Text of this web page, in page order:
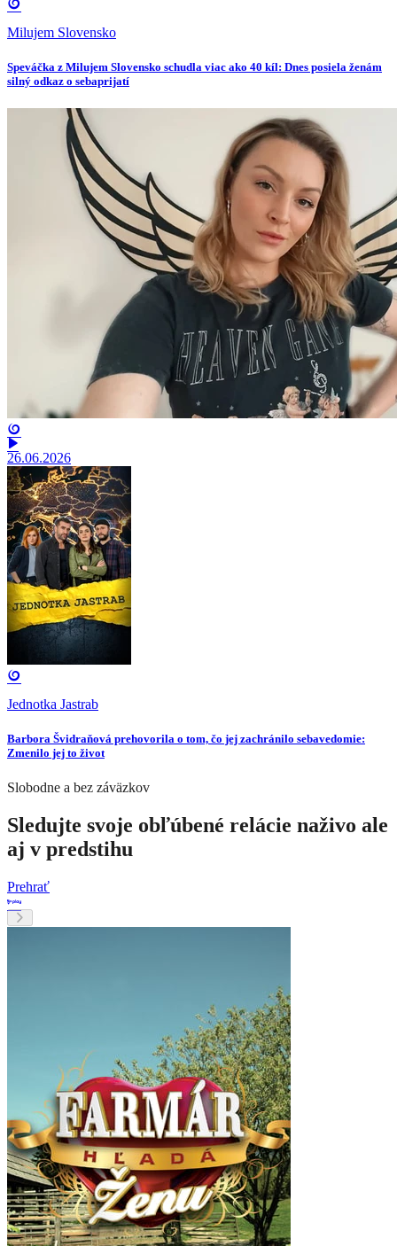
Milujem Slovensko
Speváčka z Milujem Slovensko schudla viac ako 40 kíl: Dnes posiela ženám
silný odkaz o sebaprijatí
26.06.2026
Jednotka Jastrab
Barbora Švidraňová prehovorila o tom, čo jej zachránilo sebavedomie:
Zmenilo jej to život
Slobodne a bez záväzkov
Sledujte svoje obľúbené relácie naživo ale
aj v predstihu
Prehrať